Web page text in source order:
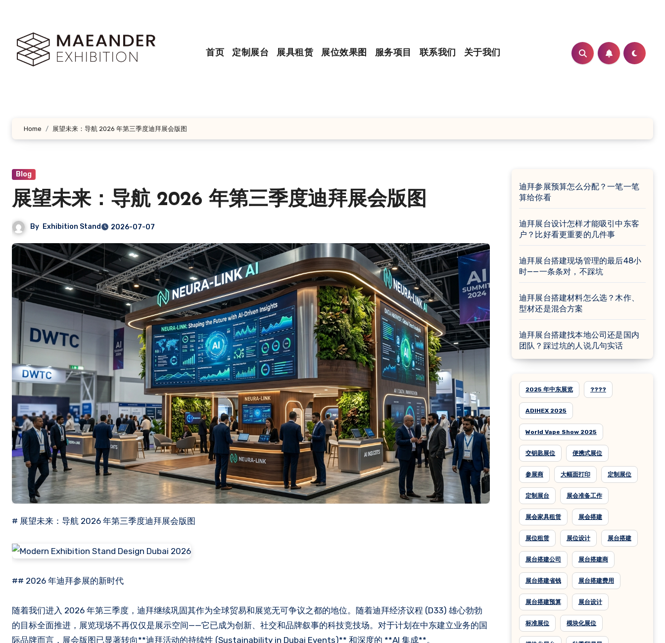
首页 定制展台 展具租赁 展位效果图 服务项目 联系我们 关于我们
Home 展望未来：导航 2026 年第三季度迪拜展会版图
Blog
展望未来：导航 2026 年第三季度迪拜展会版图
By Exhibition Stand 2026-07-07
# 展望未来：导航 2026 年第三季度迪拜展会版图
## 2026 年迪拜参展的新时代
随着我们进入 2026 年第三季度，迪拜继续巩固其作为全球贸易和展览无可争议之都的地位。随着迪拜经济议程 (D33) 雄心勃勃
的目标全面推进，展览现场不再仅仅是展示空间——它已成为创新、社交和品牌叙事的科技竞技场。对于计划在中东建立业务的国
际品牌而言，展会版图已显著转向**迪拜活动的持续性 (Sustainability in Dubai Events)** 和深度的 **AI 集成**。
迪拜参展预算怎么分配？一笔一笔
算给你看
迪拜展台设计怎样才能吸引中东客
户？比好看更重要的几件事
迪拜展台搭建现场管理的最后48小
时——一条条对，不踩坑
迪拜展台搭建材料怎么选？木作、
型材还是混合方案
迪拜展台搭建找本地公司还是国内
团队？踩过坑的人说几句实话
2025 年中东展览 ????
ADIHEX 2025
World Vape Show 2025
交钥匙展位 便携式展位
参展商 大幅面打印 定制展位
定制展台 展会准备工作
展会家具租赁 展会搭建
展位租赁 展位设计 展台搭建
展台搭建公司 展台搭建商
展台搭建省钱 展台搭建费用
展台搭建预算 展台设计
标准展位 模块化展位